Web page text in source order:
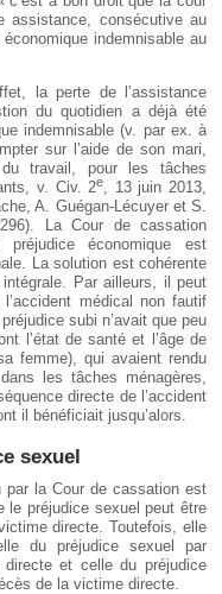
assistance, consécutive au
indemnisable au
la perte de l’assistance
du quotidien a déjà été
indemnisable (v. par ex. à
sur l’aide de son mari,
travail, pour les tâches
v. Civ. 2e
, 13 juin 2013,
A. Guégan-Lécuyer et S.
La Cour de cassation
économique est
La solution est cohérente
Par ailleurs, il peut
médical non fautif
subi n’avait que peu
l’état de santé et l’âge de
femme), qui avaient rendu
les tâches ménagères,
directe de l’accident
il bénéficiait jusqu’alors.
sexuel
par la Cour de cassation est
le préjudice sexuel peut être
directe. Toutefois, elle
du préjudice sexuel par
et celle du préjudice
de la victime directe.